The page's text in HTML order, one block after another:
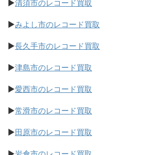
▶清須市のレコード買取
▶みよし市のレコード買取
▶長久手市のレコード買取
▶津島市のレコード買取
▶愛西市のレコード買取
▶常滑市のレコード買取
▶田原市のレコード買取